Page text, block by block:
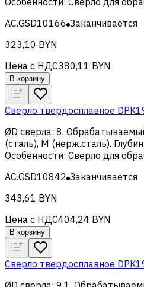
AC.GSD10166 Заканчивается
323,10 BYN
Цена с НДС380,11 BYN
В корзину
Сверло твердосплавное
ØD сверла: 8.
(сталь), M (нерж.сталь).
Особенности: Сверло для
AC.GSD10842 Заканчивается
343,61 BYN
Цена с НДС404,24 BYN
В корзину
Сверло твердосплавное